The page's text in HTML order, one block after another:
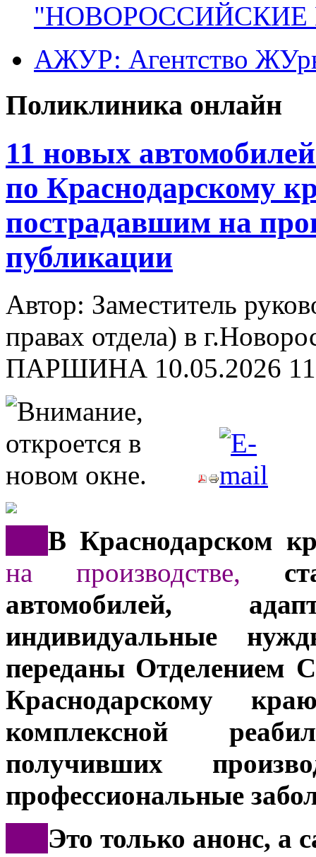
"НОВОРОССИЙСКИЕ
АЖУР: Агентство
Поликлиника онлайн
11 новых
по Краснодарскому
пострадавшим на
публикации
Автор: Заместитель
правах отдела) в
ПАРШИНА 10.05.2026
В Краснодарском
на производстве,
автомобилей,
индивидуальные
переданы Отделением
Краснодарскому
комплексной
получивших
профессиональные
Это только анонс, а